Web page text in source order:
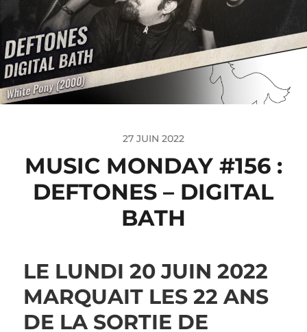
27 JUIN 2022
MUSIC MONDAY #156 :
DEFTONES – DIGITAL
BATH
LE LUNDI 20 JUIN 2022
MARQUAIT LES 22 ANS
DE LA SORTIE DE